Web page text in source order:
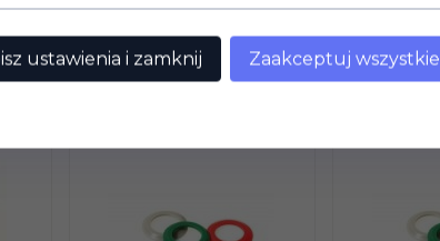
również...
ustawienia i zamknij Zaakceptuj wszystkie